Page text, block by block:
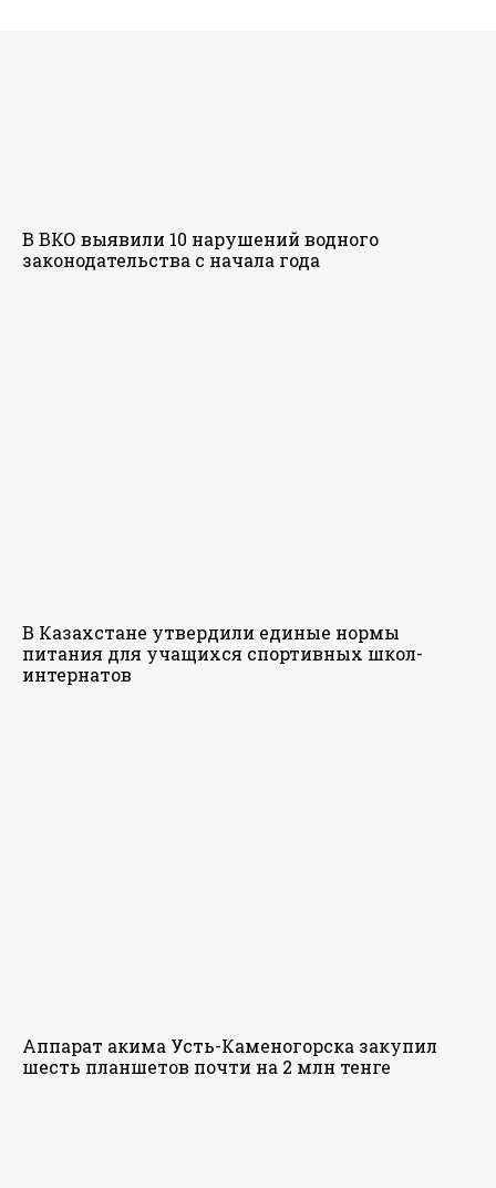
В ВКО выявили 10 нарушений водного
законодательства с начала года
В Казахстане утвердили единые нормы
питания для учащихся спортивных школ-
интернатов
Аппарат акима Усть-Каменогорска закупил
шесть планшетов почти на 2 млн тенге